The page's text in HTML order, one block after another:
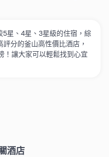
5星、4星、3星級的住宿，綜
分的釜山高性價比酒店，
！讓大家可以輕鬆找到心宜
酒店